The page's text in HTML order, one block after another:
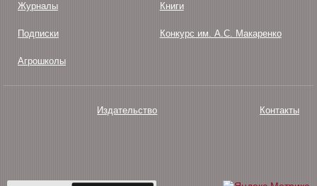
Журналы Книги
Подписки Конкурс им. А.С. Макаренко
Агрошколы
Издательство Контакты